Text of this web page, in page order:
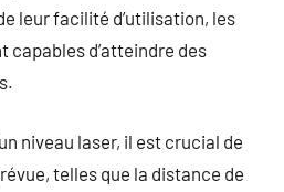
leur facilité d’utilisation, les
capables d’atteindre des
niveau laser, il est crucial de
telles que la distance de